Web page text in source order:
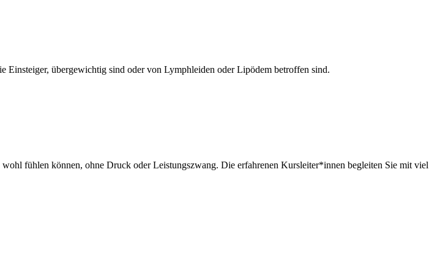
übergewichtig sind oder von Lymphleiden oder Lipödem betroffen sind.
fühlen können, ohne Druck oder Leistungszwang. Die erfahrenen Kursleiter*innen begleiten Sie mit viel